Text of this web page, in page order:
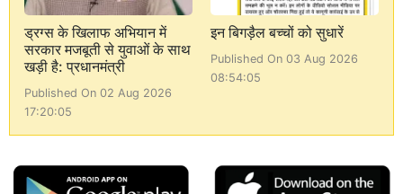
ड्रग्स के खिलाफ अभियान में
सरकार मजबूती से युवाओं के साथ
खड़ी है: प्रधानमंत्री
Published On 02 Aug 2026
17:20:05
इन बिगड़ैल बच्चों को सुधारें
Published On 03 Aug 2026
08:54:05